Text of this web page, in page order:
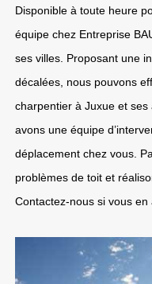
Disponible à toute heure
équipe chez Entreprise
ses villes. Proposant une
décalées, nous pouvons
charpentier à Juxue et
avons une équipe
déplacement chez vous.
problèmes de toit et
Contactez-nous si vous en